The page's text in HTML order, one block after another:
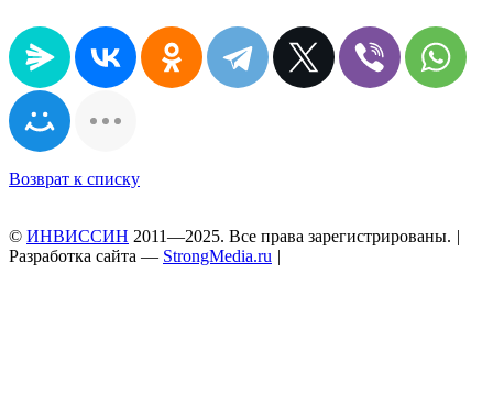
Возврат к списку
© ИНВИССИН 2011—2025. Все права зарегистрированы. |
Разработка сайта — StrongMedia.ru |